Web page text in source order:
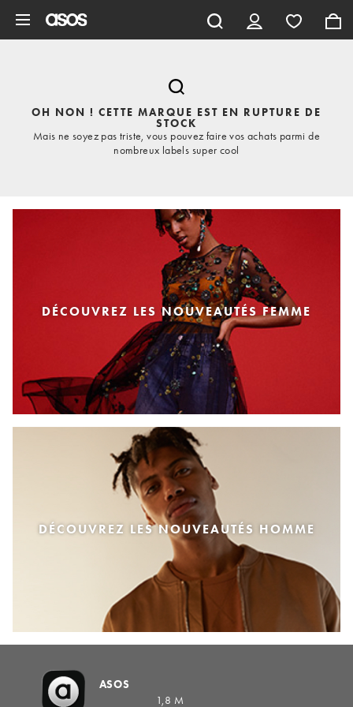
OH NON ! CETTE MARQUE EST EN RUPTURE DE
STOCK
Mais ne soyez pas triste, vous pouvez faire vos achats parmi de
nombreux labels super cool
DÉCOUVREZ LES NOUVEAUTÉS FEMME
DÉCOUVREZ LES NOUVEAUTÉS HOMME
ASOS
1,8 M